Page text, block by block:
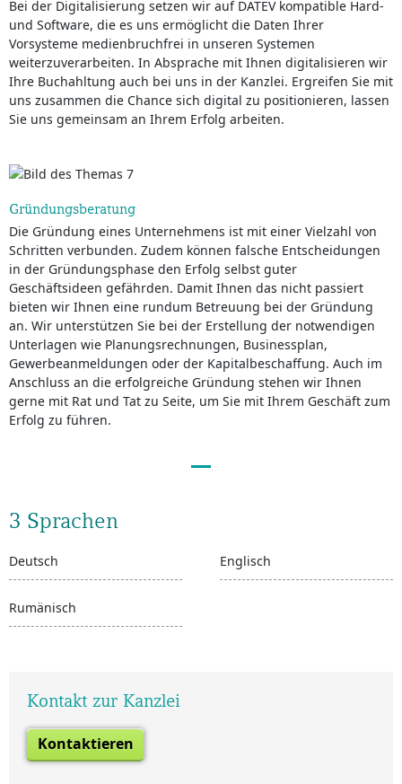
Bei der Digitalisierung setzen wir auf DATEV kompatible Hard-
und Software, die es uns ermöglicht die Daten Ihrer
Vorsysteme medienbruchfrei in unseren Systemen
weiterzuverarbeiten. In Absprache mit Ihnen digitalisieren wir
Ihre Buchahltung auch bei uns in der Kanzlei. Ergreifen Sie mit
uns zusammen die Chance sich digital zu positionieren, lassen
Sie uns gemeinsam an Ihrem Erfolg arbeiten.
Gründungsberatung
Die Gründung eines Unternehmens ist mit einer Vielzahl von
Schritten verbunden. Zudem können falsche Entscheidungen
in der Gründungsphase den Erfolg selbst guter
Geschäftsideen gefährden. Damit Ihnen das nicht passiert
bieten wir Ihnen eine rundum Betreuung bei der Gründung
an. Wir unterstützen Sie bei der Erstellung der notwendigen
Unterlagen wie Planungsrechnungen, Businessplan,
Gewerbeanmeldungen oder der Kapitalbeschaffung. Auch im
Anschluss an die erfolgreiche Gründung stehen wir Ihnen
gerne mit Rat und Tat zu Seite, um Sie mit Ihrem Geschäft zum
Erfolg zu führen.
3 Sprachen
Deutsch Englisch
Rumänisch
Kontakt zur Kanzlei
Kontaktieren